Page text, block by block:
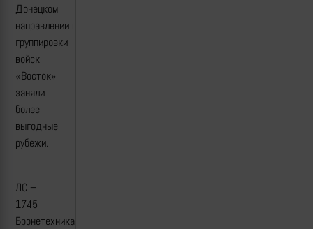
Донецком
направлении подразделения
группировки
войск
«Восток»
заняли
более
выгодные
рубежи.
ЛС –
1745
Бронетехника